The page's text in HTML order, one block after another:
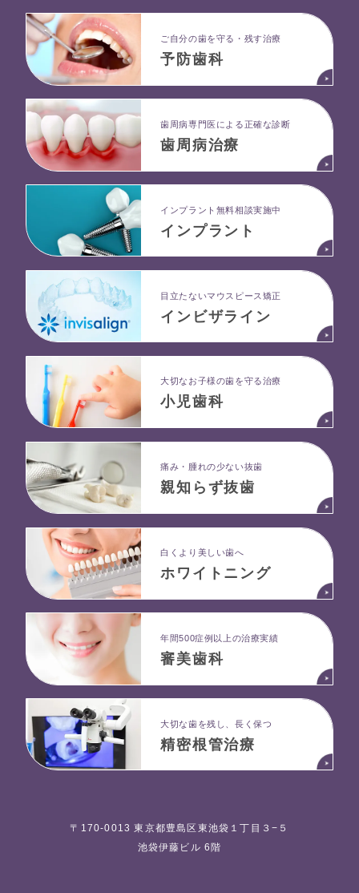
ご自分の歯を守る・残す治療
予防歯科
⻭周病専⾨医による正確な診断
歯周病治療
インプラント無料相談実施中
インプラント
目立たないマウスピース矯正
インビザライン
大切なお子様の歯を守る治療
小児歯科
痛み・腫れの少ない抜歯
親知らず抜歯
白くより美しい歯へ
ホワイトニング
年間500症例以上の治療実績
審美歯科
大切な歯を残し、長く保つ
精密根管治療
〒170-0013 東京都豊島区東池袋１丁目３−５
池袋伊藤ビル 6階